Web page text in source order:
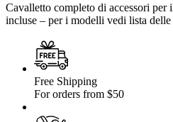
Cavalletto completo di accessori
incluse – per i modelli vedi lista
Free Shipping
For orders from $50